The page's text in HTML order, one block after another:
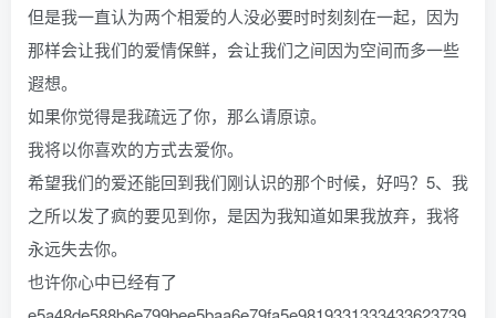
但是我一直认为两个相爱的人没必要时时刻刻在一起，因为
那样会让我们的爱情保鲜，会让我们之间因为空间而多一些
遐想。
如果你觉得是我疏远了你，那么请原谅。
我将以你喜欢的方式去爱你。
希望我们的爱还能回到我们刚认识的那个时候，好吗？5、我
之所以发了疯的要见到你，是因为我知道如果我放弃，我将
永远失去你。
也许你心中已经有了